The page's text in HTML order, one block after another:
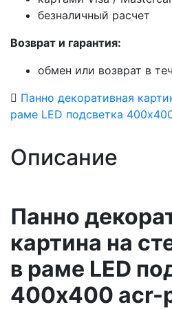
безналичный расчет
Возврат и гарантия:
обмен или возврат в
Панно декоративная
раме LED подсветка
Описание
Панно
картина на
в раме LED
400х400 acr-